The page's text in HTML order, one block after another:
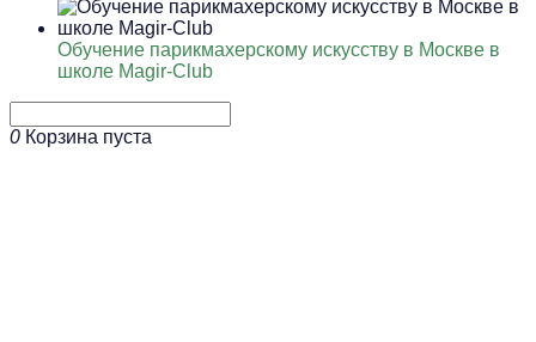
Обучение парикмахерскому искусству в Москве в
школе Magir-Club
0 Корзина пуста